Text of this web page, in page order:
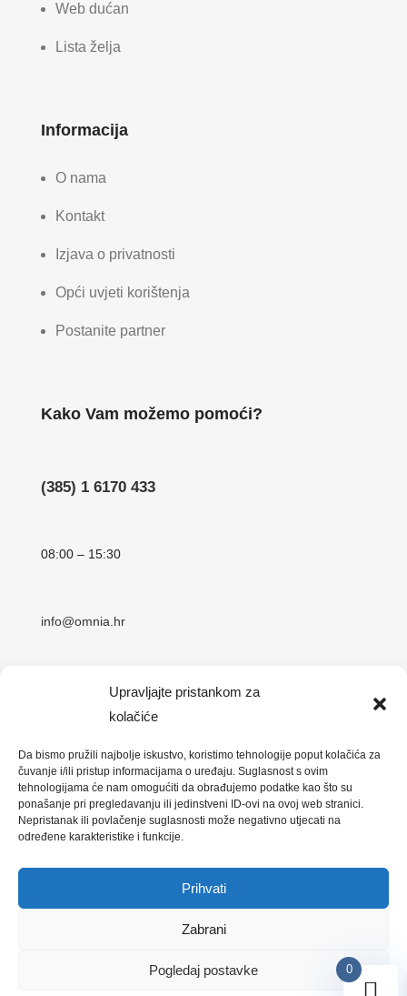
Upravljajte pristankom za
kolačiće
Da bismo pružili najbolje iskustvo, koristimo tehnologije poput kolačića za
čuvanje i/ili pristup informacijama o uređaju. Suglasnost s ovim
tehnologijama će nam omogućiti da obrađujemo podatke kao što su
ponašanje pri pregledavanju ili jedinstveni ID-ovi na ovoj web stranici.
Nepristanak ili povlačenje suglasnosti može negativno utjecati na
određene karakteristike i funkcije.
Prihvati
Zabrani
Pogledaj postavke
Web dućan
Lista želja
Informacija
O nama
Kontakt
Izjava o privatnosti
Opći uvjeti korištenja
Postanite partner
Kako Vam možemo pomoći?
(385) 1 6170 433
08:00 – 15:30
info@omnia.hr
Koturaška 69
Designed byDigitalni asistent| © 2023 Sva prava
pridržana
0